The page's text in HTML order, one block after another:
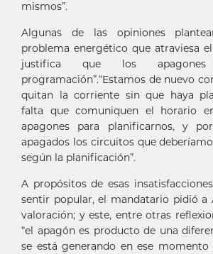
mismos”.
Algunas de las opiniones
problema energético que atraviesa
justifica que los
programación”.“Estamos de nuevo
quitan la corriente sin que haya
falta que comuniquen el horario
apagones para planificarnos, y
apagados los circuitos que
según la planificación”.
A propósitos de esas
sentir popular, el mandatario pidió a
valoración; y este, entre otras
“el apagón es producto de una
se está generando en ese